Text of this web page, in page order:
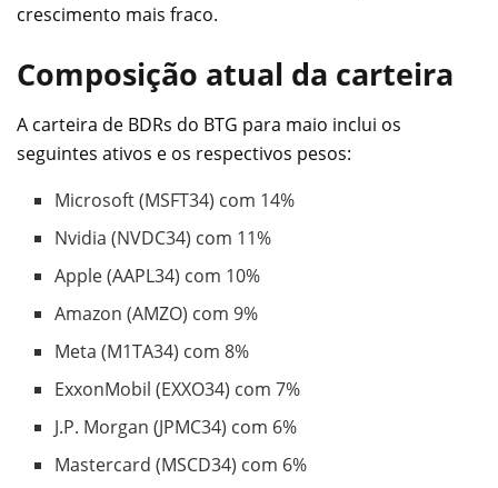
crescimento mais fraco.
Composição atual da carteira
A carteira de BDRs do BTG para maio inclui os
seguintes ativos e os respectivos pesos:
Microsoft (MSFT34) com 14%
Nvidia (NVDC34) com 11%
Apple (AAPL34) com 10%
Amazon (AMZO) com 9%
Meta (M1TA34) com 8%
ExxonMobil (EXXO34) com 7%
J.P. Morgan (JPMC34) com 6%
Mastercard (MSCD34) com 6%